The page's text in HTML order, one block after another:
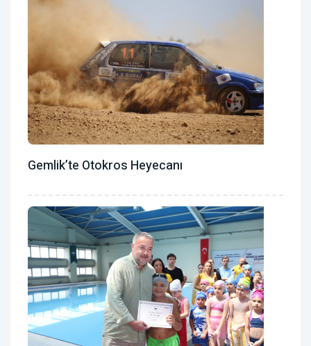
Gemlik’te Otokros Heyecanı